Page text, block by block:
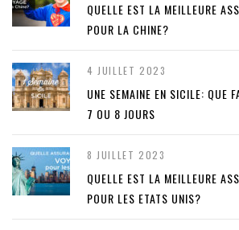
QUELLE EST LA MEILLEURE
POUR LA CHINE?
4 JUILLET 2023
UNE SEMAINE EN SICILE: QUE
7 OU 8 JOURS
8 JUILLET 2023
QUELLE EST LA MEILLEURE
POUR LES ETATS UNIS?